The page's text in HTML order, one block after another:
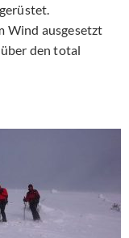
Wind ausgesetzt
den total